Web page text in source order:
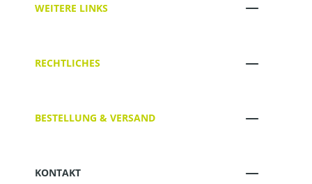
WEITERE LINKS
RECHTLICHES
BESTELLUNG & VERSAND
KONTAKT